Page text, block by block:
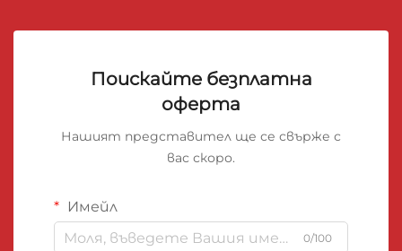
Поискайте безплатна
оферта
Нашият представител ще се свърже с
вас скоро.
Имейл
0/100